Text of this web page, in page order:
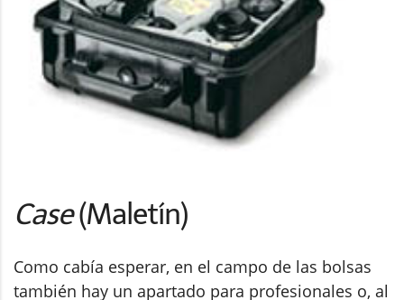
Case(Maletín)
Como cabía esperar, en el campo de las bolsas
también hay un apartado para profesionales o, al